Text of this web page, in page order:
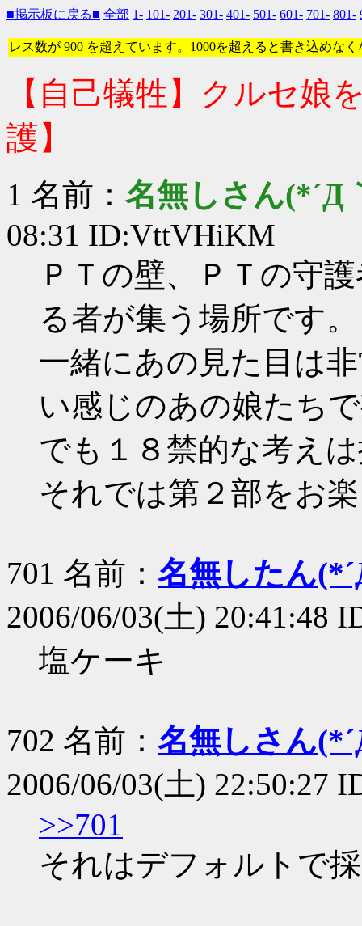
■掲示板に戻る■ 全部 1- 101- 201- 301- 401- 501- 601- 701- 801-
レス数が 900 を超えています。1000を超えると書き込めな
【自己犠牲】クルセ娘
護】
1 名前： 名無しさん(*´Д
08:31 ID:VttVHiKM
ＰＴの壁、ＰＴの守
る者が集う場所です。
一緒にあの見た目は
い感じのあの娘たち
でも１８禁的な考え
それでは第２部をお
701 名前： 名無したん
2006/06/03(土) 20:41:48
塩ケーキ
702 名前： 名無しさん
2006/06/03(土) 22:50:27
>>701
それはデフォルトで